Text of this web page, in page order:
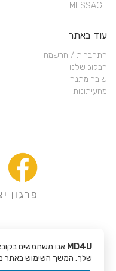
MESSAGE
עוד באתר
התחברות / הרשמה
הבלוג שלנו
שובר מתנה
מהעיתונות
פרגון
MD4U
שלך. המשך השימוש באתר